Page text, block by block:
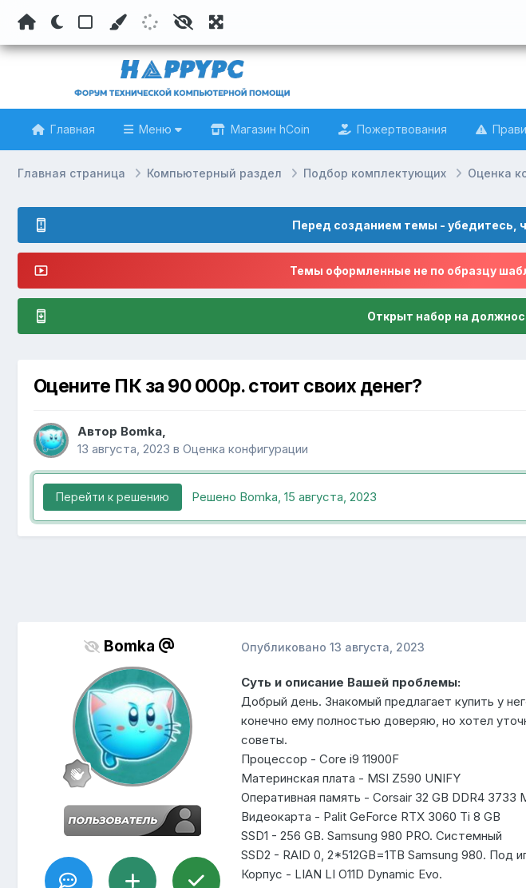
Главная Меню Магазин hCoin Пожертвования
Главная страница Компьютерный раздел Подбор комплектующих Оценка
Перед созданием темы - убедитесь,
Темы оформленные не по образцу
Открыт набор на
Оцените ПК за 90 000р. стоит своих денег?
Автор Bomka,
13 августа, 2023 в Оценка конфигурации
Перейти к решению Решено Bomka, 15 августа, 2023
Bomka Опубликовано 13 августа, 2023
Суть и описание Вашей проблемы:
Добрый день. Знакомый предлагает купить у
конечно ему полностью доверяю, но хотел
советы.
Процессор - Core i9 11900F
Материнская плата - MSI Z590 UNIFY
Оперативная память - Corsair 32 GB DDR4 3733
Видеокарта - Palit GeForce RTX 3060 Ti 8 GB
SSD1 - 256 GB. Samsung 980 PRO. Системный
SSD2 - RAID 0, 2*512GB=1TB Samsung 980. Под
Корпус - LIAN LI O11D Dynamic Evo.